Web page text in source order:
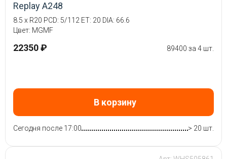
Replay A248
8.5 x R20 PCD: 5/112 ET: 20 DIA: 66.6
Цвет: MGMF
22350 ₽ 89400 за 4 шт.
В корзину
Сегодня после 17:00 > 20 шт.